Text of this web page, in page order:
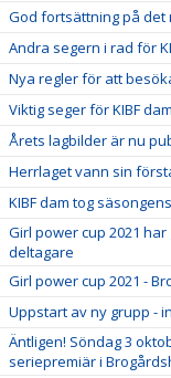
God fortsättning på det
Andra segern i rad för
Nya regler för att
Viktig seger för KIBF
Årets lagbilder är nu
Herrlaget vann sin
KIBF dam tog
Girl power cup 2021
deltagare
Girl power cup 2021 -
Uppstart av ny grupp -
Äntligen! Söndag 3
seriepremiär i